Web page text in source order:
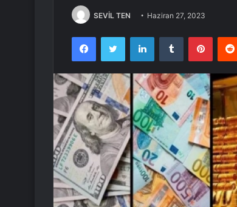
SEVİL TEN Haziran 27, 2023
FacebookTwitter LinkedInTumblr